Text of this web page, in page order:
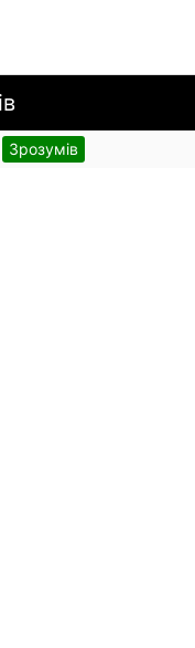
Зрозумів